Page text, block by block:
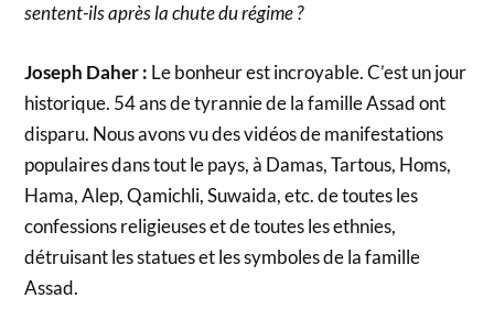
sentent-ils après la chute du régime ?
Joseph Daher : Le bonheur est incroyable. C’est un jour
historique. 54 ans de tyrannie de la famille Assad ont
disparu. Nous avons vu des vidéos de manifestations
populaires dans tout le pays, à Damas, Tartous, Homs,
Hama, Alep, Qamichli, Suwaida, etc. de toutes les
confessions religieuses et de toutes les ethnies,
détruisant les statues et les symboles de la famille
Assad.